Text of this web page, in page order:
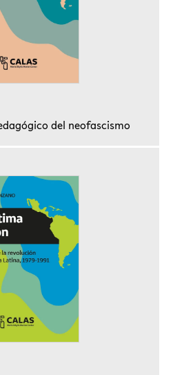
del neofascismo